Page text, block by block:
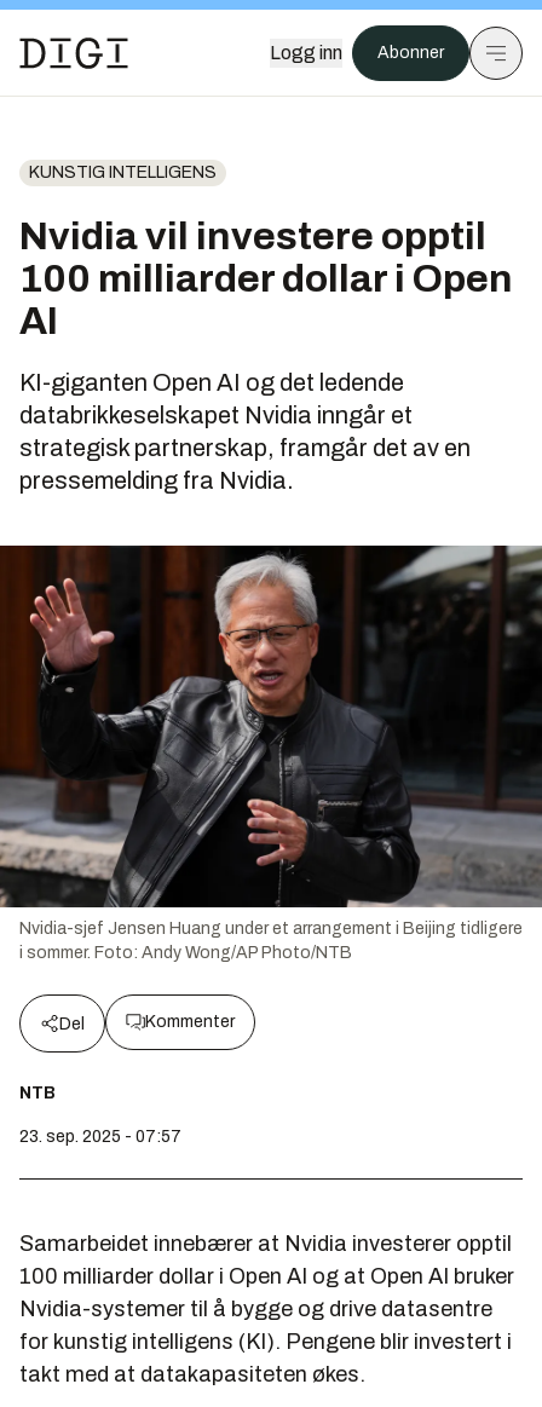
Logg inn Abonner
KUNSTIG INTELLIGENS
Nvidia vil investere opptil
100 milliarder dollar i Open
AI
KI-giganten Open AI og det ledende
databrikkeselskapet Nvidia inngår et
strategisk partnerskap, framgår det av en
pressemelding fra Nvidia.
Nvidia-sjef Jensen Huang under et arrangement i Beijing tidligere
i sommer. Foto: Andy Wong/AP Photo/NTB
Del Kommenter
NTB
23. sep. 2025 - 07:57
Samarbeidet innebærer at Nvidia investerer opptil
100 milliarder dollar i Open AI og at Open AI bruker
Nvidia-systemer til å bygge og drive datasentre
for kunstig intelligens (KI). Pengene blir investert i
takt med at datakapasiteten økes.